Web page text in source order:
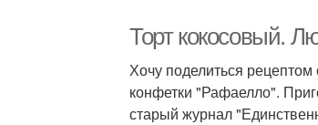
Торт кокосовый.
Хочу поделиться
конфетки "Рафаелло".
старый журнал